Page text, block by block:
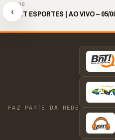
‹
6 AGO
🎙️ BNT ESPORTES | AO VIVO – 05/
FAZ PARTE DA REDE